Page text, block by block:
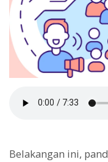
Belakangan ini,